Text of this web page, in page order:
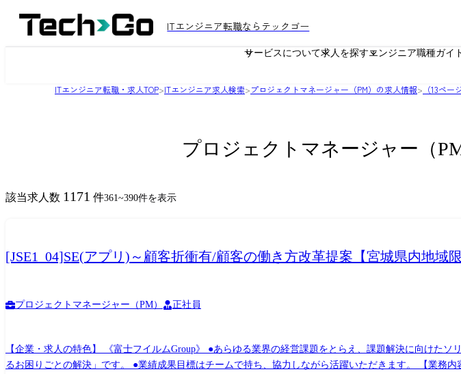
ITエンジニア転職ならテックゴー
サービスについて求人を探すエンジニア職種ガイ
ITエンジニア転職・求人TOP>ITエンジニア求人検索>プロジェクトマネージャー（PM）の求人情報> （13ペー
プロジェクトマネージャー（
該当求人数 1171 件361~390件を表示
[JSE1_04]SE(アプリ)～顧客折衝有/顧客の働き方改革提案【宮城県内地域限
プロジェクトマネージャー（PM） 正社員
【企業・求人の特色】 《富士フイルムGroup》 ●あらゆる業界の経営課題をとらえ、課題解決に向けたソリューションを提供いたします。 ●想いは～働くを良くしたい～「働く現場で生まれ
るお困りごとの解決」です。 ●業績成果目標はチームで持ち、協力しながら活躍いただきます。 【業務内容】 ●営業と同行し、お客様の業務内容や課題を理解し、課題解決に向けた最適ソ